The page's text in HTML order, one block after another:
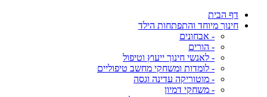
דף הבית
חינוך מיוחד והתפתחות הילד
- אבחונים
- הורים
- לאנשי חינוך ייעוץ וטיפול
- לומדות ומשחקי מחשב טיפוליים
- מוטוריקה עדינה וגסה
- משחקי דמיון